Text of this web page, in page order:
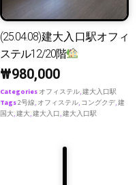
(25.04.08)建大入口駅オフィ
ステル12/20階
₩980,000
Categories オフィステル,建大入口駅
Tags2号線, オフィステル, コングクデ,建
国大,建大,建大入口,建大入口駅